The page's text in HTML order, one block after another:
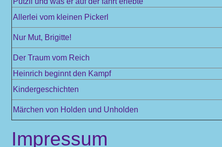
Allerlei vom kleinen Pickerl
Nur Mut, Brigitte!
Der Traum vom Reich
Heinrich beginnt den Kampf
Kindergeschichten
Märchen von Holden und Unholden
Impressum